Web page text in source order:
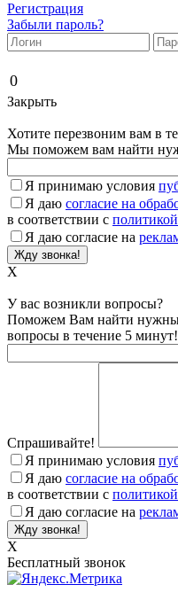
Регистрация
Забыли пароль?
0
Закрыть
Хотите перезвоним вам в
Мы поможем вам найти
Я принимаю условия
Я даю согласие на
в соответствии с
Я даю согласие на
X
У вас возникли вопросы?
Поможем Вам найти
вопросы в течение 5 минут!
Спрашивайте!
Я принимаю условия
Я даю согласие на
в соответствии с
Я даю согласие на
X
Бесплатный звонок